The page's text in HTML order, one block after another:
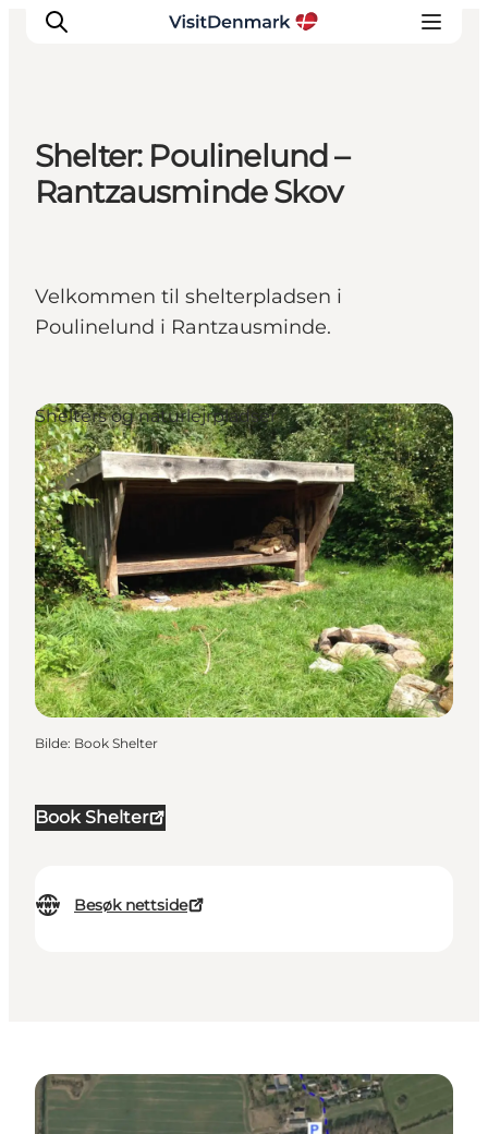
Inspirasjon
Planlegg reisen
Shelter: Poulinelund –
Rantzausminde Skov
Velkommen til shelterpladsen i
Poulinelund i Rantzausminde.
Book Shelter
Besøk nettside
Shelters og naturlejrpladser
Bilde: Book Shelter